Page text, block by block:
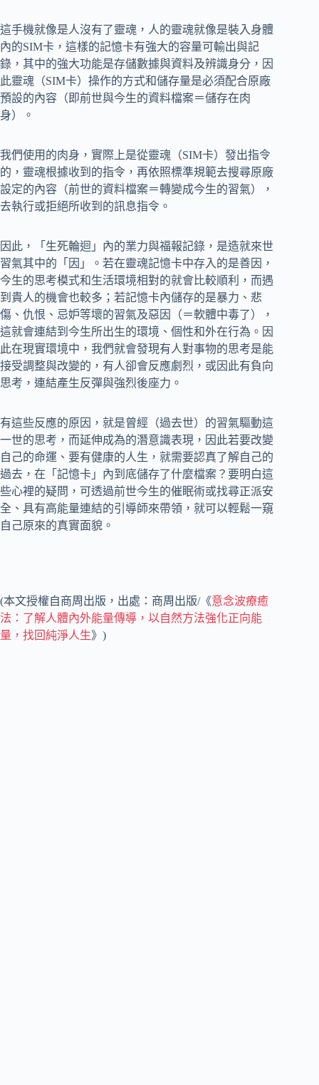
這手機就像是人沒有了靈魂，人的靈魂就像是裝入身體
內的SIM卡，這樣的記憶卡有強大的容量可輸出與記
錄，其中的強大功能是存儲數據與資料及辨識身分，因
此靈魂（SIM卡）操作的方式和儲存量是必須配合原廠
預設的內容（即前世與今生的資料檔案＝儲存在肉
身）。
我們使用的肉身，實際上是從靈魂（SIM卡）發出指令
的，靈魂根據收到的指令，再依照標準規範去搜尋原廠
設定的內容（前世的資料檔案＝轉變成今生的習氣），
去執行或拒絕所收到的訊息指令。
因此，「生死輪迴」內的業力與福報記錄，是造就來世
習氣其中的「因」。若在靈魂記憶卡中存入的是善因，
今生的思考模式和生活環境相對的就會比較順利，而遇
到貴人的機會也較多；若記憶卡內儲存的是暴力、悲
傷、仇恨、忌妒等壞的習氣及惡因（＝軟體中毒了），
這就會連結到今生所出生的環境、個性和外在行為。因
此在現實環境中，我們就會發現有人對事物的思考是能
接受調整與改變的，有人卻會反應劇烈，或因此有負向
思考，連結產生反彈與強烈後座力。
有這些反應的原因，就是曾經（過去世）的習氣驅動這
一世的思考，而延伸成為的潛意識表現，因此若要改變
自己的命運、要有健康的人生，就需要認真了解自己的
過去，在「記憶卡」內到底儲存了什麼檔案？要明白這
些心裡的疑問，可透過前世今生的催眠術或找尋正派安
全、具有高能量連結的引導師來帶領，就可以輕鬆一窺
自己原來的真實面貌。
(本文授權自商周出版，出處：商周出版/《意念波療癒
法：了解人體內外能量傳導，以自然方法強化正向能
量，找回純淨人生》)